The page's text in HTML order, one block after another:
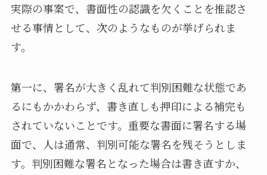
実際の事案で、書面性の認識を欠くことを推認さ
せる事情として、次のようなものが挙げられま
す。
第一に、署名が大きく乱れて判別困難な状態であ
るにもかかわらず、書き直しも押印による補完も
されていないことです。重要な書面に署名する場
面で、人は通常、判別可能な署名を残そうとしま
す。判別困難な署名となった場合は書き直すか、